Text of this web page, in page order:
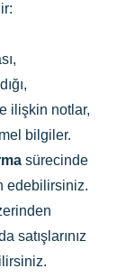
ilişkin notlar,
bilgiler.
sürecinde
edebilirsiniz.
satışlarınız